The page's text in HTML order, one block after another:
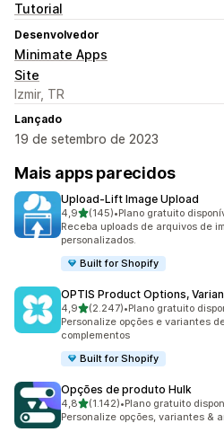
Tutorial
Desenvolvedor
Minimate Apps
Site
Izmir, TR
Lançado
19 de setembro de 2023
Mais apps parecidos
Upload‑Lift Image Upload
4,9de 5 estrelas
(145)
145 avaliações ao todo
•Plano gratuito
Receba uploads de arquivos de
personalizados.
Built for Shopify
OPTIS Product Options,
4,9de 5 estrelas
(2.247)
2247 avaliações ao todo
•Plano gratuito
Personalize opções e variantes
complementos
Built for Shopify
Opções de produto Hulk
4,8de 5 estrelas
(1.142)
1142 avaliações ao todo
•Plano gratuito
Personalize opções, variantes &